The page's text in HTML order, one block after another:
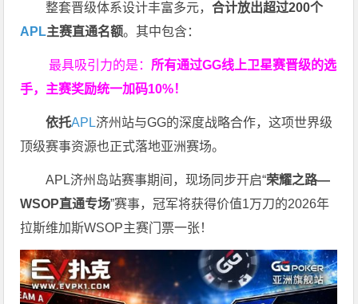
整套晋级体系设计丰富多元，合计放出超过200个
APL主赛直通名额。其中包含：
最具吸引力的是： 所有通过GG线上卫星赛晋级的选
手，主赛奖励统一加码10%！
依托APL济州站与GG的深度战略合作，这项世界级
顶级赛事资源也正式落地亚洲赛场。
APL济州岛站赛事期间，现场同步开启“荣耀之路—
WSOP直通专场”赛事，冠军将获得价值1万刀的2026年
拉斯维加斯WSOP主赛门票一张！